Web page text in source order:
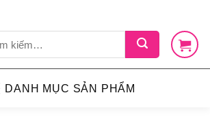
DANH MỤC SẢN PHẨM